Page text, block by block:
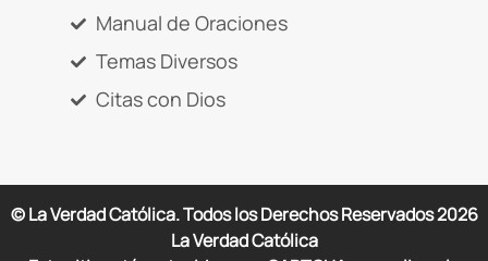
Manual de Oraciones
Temas Diversos
Citas con Dios
© La Verdad Católica. Todos los Derechos Reservados2026
La Verdad Católica